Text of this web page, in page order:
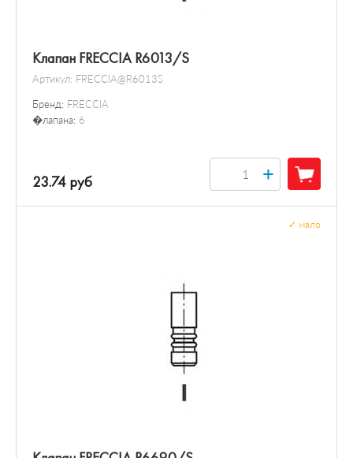
Клапан FRECCIA R6013/S
Артикул: FRECCIA@R6013S
Бренд: FRECCIA
�лапана: 6
23.74 руб +
мало